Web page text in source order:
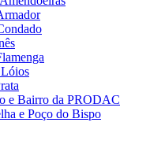
e Bairro da PRODAC
e Poço do Bispo